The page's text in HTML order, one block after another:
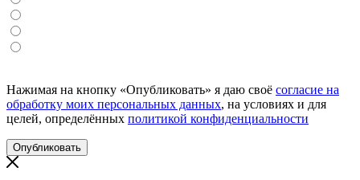
Нажимая на кнопку «Опубликовать» я даю своё согласие на
обработку моих персональных данных, на условиях и для
целей, определённых политикой конфиденциальности